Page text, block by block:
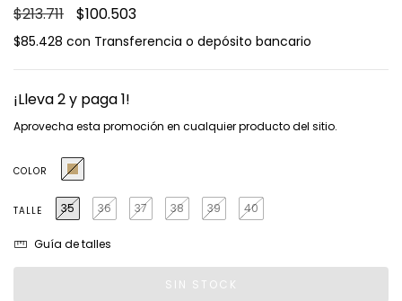
$213.711 $100.503
$85.428 con Transferencia o depósito bancario
¡Lleva 2 y paga 1!
Aprovecha esta promoción en cualquier producto del sitio.
COLOR
TALLE 35 36 37 38 39 40
Guía de talles